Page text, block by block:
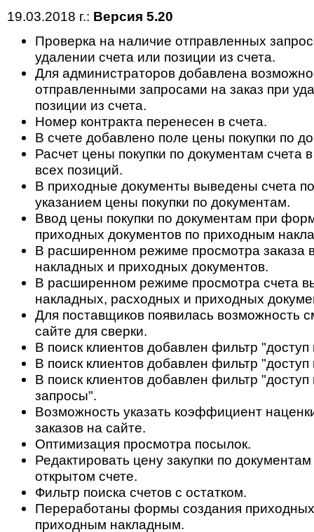
19.03.2018 г.: Версия 5.20
Проверка на наличие отправленных
удалении счета или позиции из счета.
Для администраторов добавлена
отправленными запросами на заказ при
позиции из счета.
Номер контракта перенесен в счета.
В счете добавлено поле цены покупки по
Расчет цены покупки по документам счета
всех позиций.
В приходные документы выведены счета
указанием цены покупки по документам.
Ввод цены покупки по документам при
приходных документов по приходным
В расширенном режиме просмотра заказа
накладных и приходных документов.
В расширенном режиме просмотра счета
накладных, расходных и приходных
Для поставщиков появилась возможность
сайте для сверки.
В поиск клиентов добавлен фильтр "доступ
В поиск клиентов добавлен фильтр "доступ
В поиск клиентов добавлен фильтр "доступ
запросы".
Возможность указать коэффициент
заказов на сайте.
Оптимизация просмотра посылок.
Редактировать цену закупки по
открытом счете.
Фильтр поиска счетов с остатком.
Переработаны формы создания
приходным накладным.